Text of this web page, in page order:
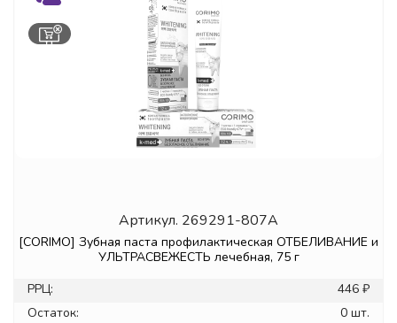
Артикул. 269291-807A
[CORIMO] Зубная паста профилактическая ОТБЕЛИВАНИЕ и
УЛЬТРАСВЕЖЕСТЬ лечебная, 75 г
РРЦ:
446 ₽
Остаток:
0 шт.